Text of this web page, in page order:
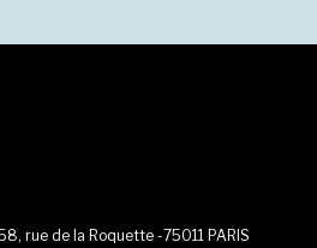
rue de la Roquette -75011 PARIS